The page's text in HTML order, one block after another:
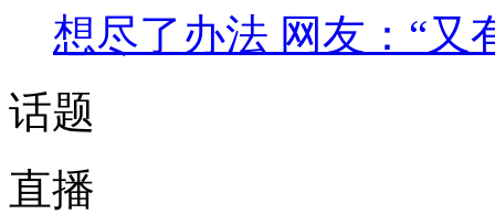
想尽了办法 网友：“又
话题
直播